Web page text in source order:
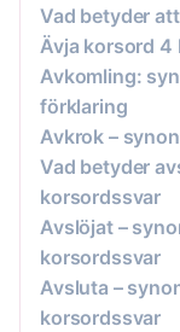
Vad betyder
Ävja korsord 4
Avkomling:
förklaring
Avkrok –
Vad betyder
korsordssvar
Avslöjat –
korsordssvar
Avsluta –
korsordssvar